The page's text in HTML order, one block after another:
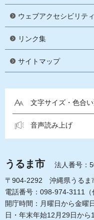
ウェブアクセシビリティ
リンク集
サイトマップ
文字サイズ・色合
音声読み上げ
うるま市
法人番号：
〒904-2292 沖縄県うるま
電話番号：098-974-3111（
開庁時間：月曜日から金曜
日・年末年始12月29日から